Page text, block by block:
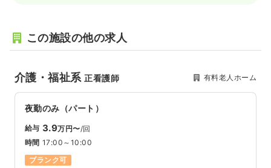
この施設の他の求人
介護・福祉系正看護師 有料老人ホーム
夜勤のみ（パート）
給与 3.9万円〜/回
時間 17:00～10:00
ブランク可